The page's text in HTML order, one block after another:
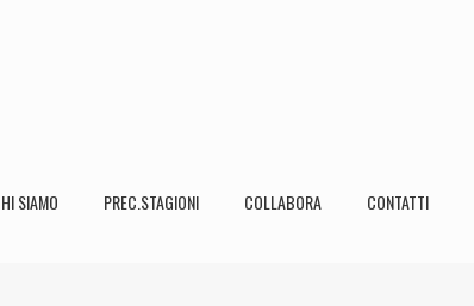
SIAMO PREC.STAGIONI COLLABORA CONTATTI